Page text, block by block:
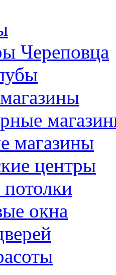
Череповца
магазины
центры
окна